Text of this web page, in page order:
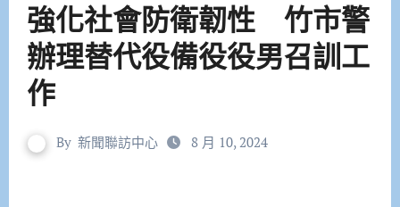
強化社會防衛韌性 竹市警
辦理替代役備役役男召訓工
作
By 新聞聯訪中心 8 月 10, 2024